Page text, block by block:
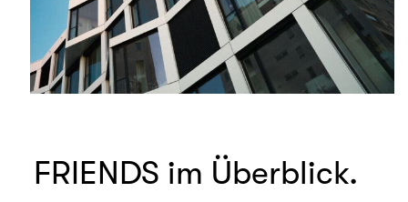
FRIENDS im Überblick.